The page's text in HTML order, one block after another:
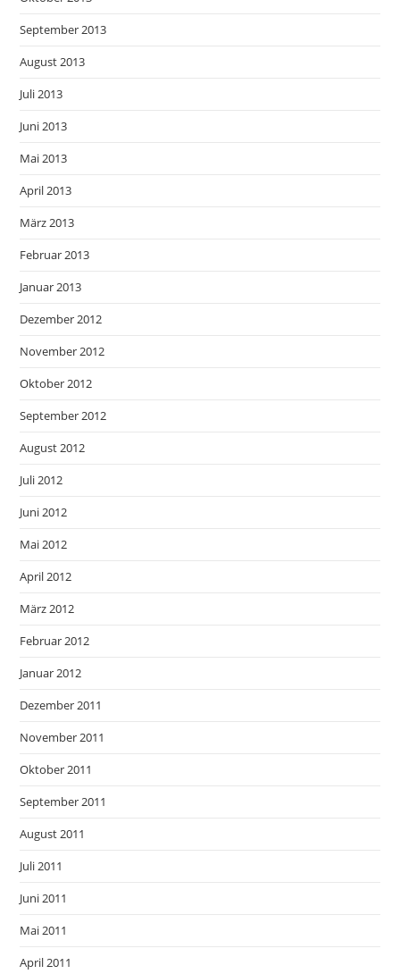
September 2013
August 2013
Juli 2013
Juni 2013
Mai 2013
April 2013
März 2013
Februar 2013
Januar 2013
Dezember 2012
November 2012
Oktober 2012
September 2012
August 2012
Juli 2012
Juni 2012
Mai 2012
April 2012
März 2012
Februar 2012
Januar 2012
Dezember 2011
November 2011
Oktober 2011
September 2011
August 2011
Juli 2011
Juni 2011
Mai 2011
April 2011